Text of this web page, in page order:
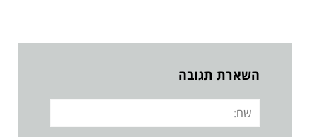
השארת תגובה
שם: